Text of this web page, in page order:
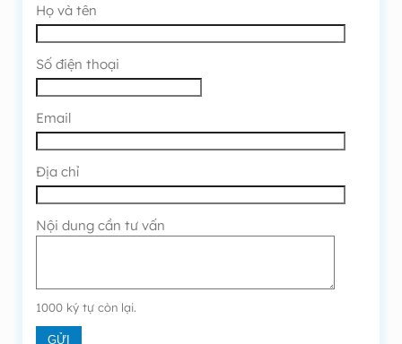
Họ và tên
Số điện thoại
Email
Địa chỉ
Nội dung cần tư vấn
1000 ký tự còn lại.